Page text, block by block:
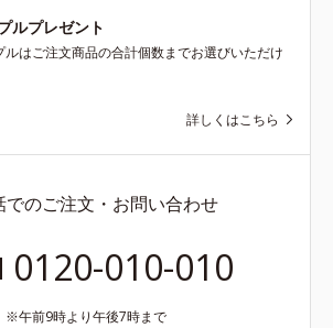
ルプレゼント
ルはご注文商品の合計個数までお選びいただけ
詳しくはこちら
でのご注文・お問い合わせ
0120-010-010
午前9時より午後7時まで